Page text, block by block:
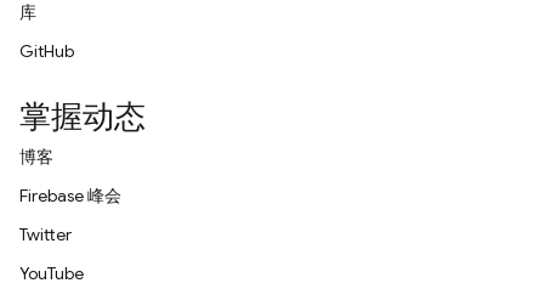
库
GitHub
掌握动态
博客
Firebase 峰会
Twitter
YouTube